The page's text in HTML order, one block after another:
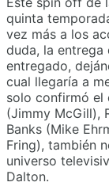
quinta
vez más a los
duda, la entrega
entregado,
cual llegaría a
solo confirmó el
(Jimmy McGill),
Banks (Mike
Fring), también
universo
Dalton.